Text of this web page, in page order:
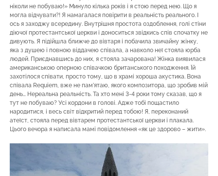
ніколи не побуваю!» Минуло кілька років і я стою перед нею. Що я
могла відчувати?! Я намагалася повірити в реальність реального. І
ось я заходжу всередину. Внутрішня простота оздоблення, голі стіни
діючої протестантської церкви і доноситься звідкись спів спочатку не
дивують. Я підійшла ближче до вівтаря і побачила звичайну жінку,
яка з душею і повною віддачею співала, а навколо неї стояла юрба
людей. Приєднавшись до них, я стояла зачарована! Жінка виявилася
американською оперною співачкою британського походження. Їй
захотілося співати, просто тому, що в храмі хороша акустика. Вона
співала Requiem, вже не пам’ятаю, якого композитора, що зробив мій
день… Нереальна реальність. Та хто мені 3-4 роки тому сказав, що я
тут не побуваю? Усі кордони в голові. Адже тобі пощастило
народитися, і весь світ відкритий перед тобою! Я, переконаний
атеїст, стояла перед вівтарем протестантської церкви і плакала.
Цього вечора я написала мамі повідомлення «як це здорово – жити».